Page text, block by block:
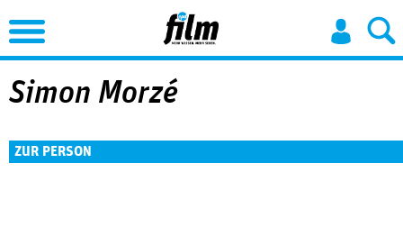
Jump to Navigation
Simon Morzé
ZUR PERSON